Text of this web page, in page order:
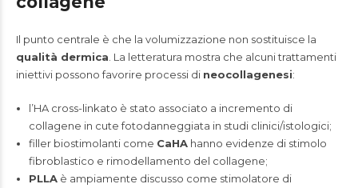
Il punto centrale è che la volumizzazione non sostituisce la
qualità dermica . La letteratura mostra che alcuni trattamenti
iniettivi possono favorire processi di neocollagenesi:
l’HA cross-linkato è stato associato a incremento di
collagene in cute fotodanneggiata in studi clinici/istologici;
filler biostimolanti come CaHAhanno evidenze di stimolo
fibroblastico e rimodellamento del collagene;
PLLAè ampiamente discusso come stimolatore di